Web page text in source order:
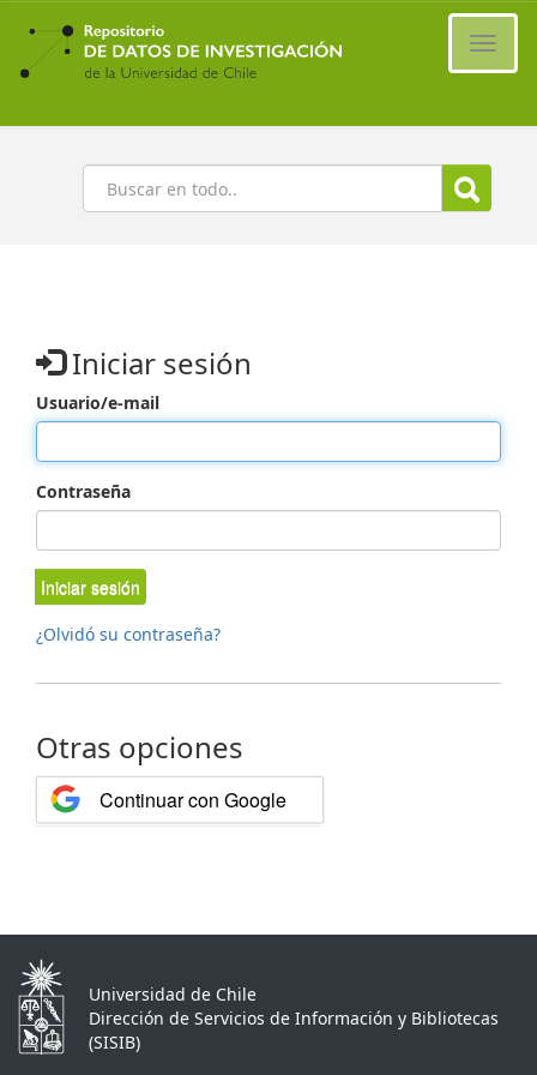
Ir
contenido
principal
Buscar
Iniciar sesión
Usuario/e-mail
Contraseña
Iniciar sesión
¿Olvidó su contraseña?
Otras opciones
Continuar con Google
Universidad de Chile
Dirección de Servicios de Información y Bibliotecas
(SISIB)